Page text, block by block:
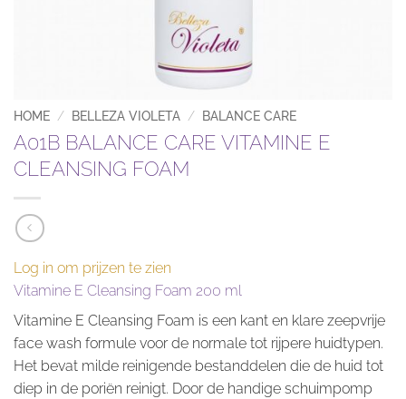
HOME / BELLEZA VIOLETA / BALANCE CARE
A01B BALANCE CARE VITAMINE E
CLEANSING FOAM
Log in om prijzen te zien
Vitamine E Cleansing Foam 200 ml
Vitamine E Cleansing Foam is een kant en klare zeepvrije
face wash formule voor de normale tot rijpere huidtypen.
Het bevat milde reinigende bestanddelen die de huid tot
diep in de poriën reinigt. Door de handige schuimpomp